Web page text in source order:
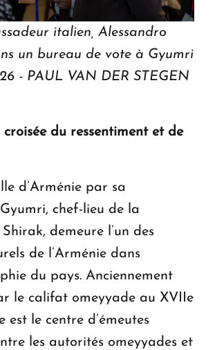
italien, Alessandro
un bureau de vote à Gyumri
- PAUL VAN DER STEGEN
du ressentiment et de
d’Arménie par sa
chef-lieu de la
demeure l’un des
de l’Arménie dans
du pays. Anciennement
le califat omeyyade au XVIIe
est le centre d’émeutes
les autorités omeyyades et